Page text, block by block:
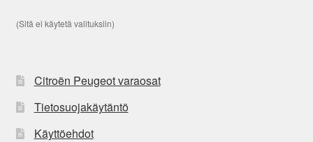
(Sitä ei käytetä valituksiin)
Citroën Peugeot varaosat
Tietosuojakäytäntö
Käyttöehdot